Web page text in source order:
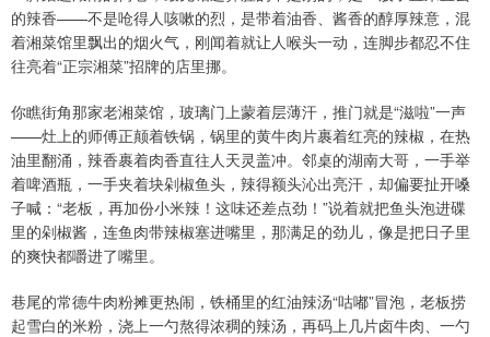
的辣香——不是呛得人咳嗽的烈，是带着油香、酱香的醇厚辣意，混
着湘菜馆里飘出的烟火气，刚闻着就让人喉头一动，连脚步都忍不住
往亮着“正宗湘菜”招牌的店里挪。
你瞧街角那家老湘菜馆，玻璃门上蒙着层薄汗，推门就是“滋啦”一声
——灶上的师傅正颠着铁锅，锅里的黄牛肉片裹着红亮的辣椒，在热
油里翻涌，辣香裹着肉香直往人天灵盖冲。邻桌的湖南大哥，一手举
着啤酒瓶，一手夹着块剁椒鱼头，辣得额头沁出亮汗，却偏要扯开嗓
子喊：“老板，再加份小米辣！这味还差点劲！”说着就把鱼头泡进碟
里的剁椒酱，连鱼肉带辣椒塞进嘴里，那满足的劲儿，像是把日子里
的爽快都嚼进了嘴里。
巷尾的常德牛肉粉摊更热闹，铁桶里的红油辣汤“咕嘟”冒泡，老板捞
起雪白的米粉，浇上一勺熬得浓稠的辣汤，再码上几片卤牛肉、一勺